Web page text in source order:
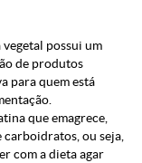
possui um
de produtos
para quem está
que emagrece
ou seja,
com adieta agar